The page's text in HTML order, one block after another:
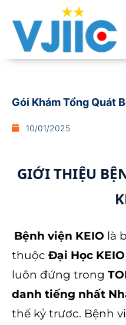
Gói Khám Tổng Quát
10/01/2025
GIỚI THIỆU
Bệnh viện KEIO là
thuộc Đại Học KEIO
luôn đứng trong
danh tiếng nhất
thế kỷ trươc. Bệnh